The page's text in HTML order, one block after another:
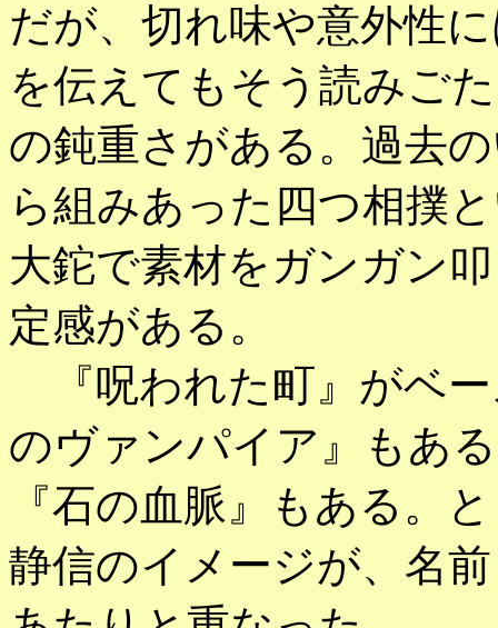
だが、切れ味や意外性
を伝えてもそう読みご
の鈍重さがある。過去
ら組みあった四つ相撲
大鉈で素材をガンガン
定感がある。
『呪われた町』がベ
のヴァンパイア』もあ
『石の血脈』もある。
静信のイメージが、名